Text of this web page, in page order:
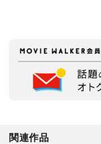
関連作品